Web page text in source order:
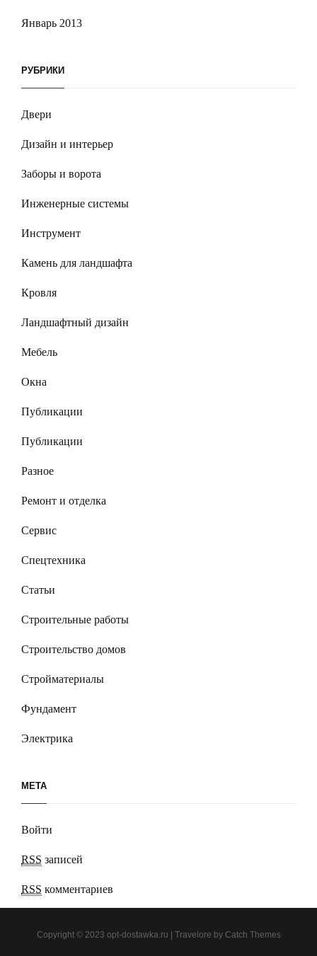
Январь 2013
РУБРИКИ
Двери
Дизайн и интерьер
Заборы и ворота
Инженерные системы
Инструмент
Камень для ландшафта
Кровля
Ландшафтный дизайн
Мебель
Окна
Публикации
Публикации
Разное
Ремонт и отделка
Сервис
Спецтехника
Статьи
Строительные работы
Строительство домов
Стройматериалы
Фундамент
Электрика
МЕТА
Войти
RSS записей
RSS комментариев
Copyright © 2023 opt-dostawka.ru | Travelore by Catch Themes